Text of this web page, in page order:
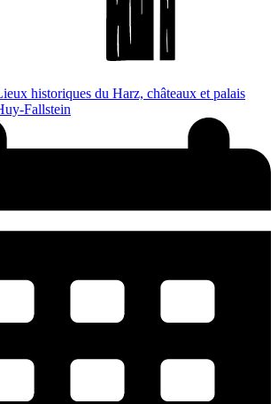
historiques du Harz, châteaux et palais
Fallstein